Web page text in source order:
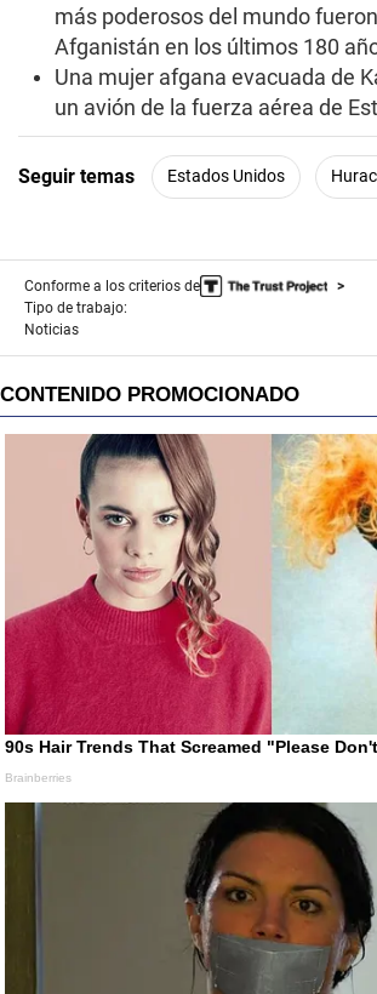
más poderosos del mundo
Afganistán en los últimos 180
Una mujer afgana evacuada de
un avión de la fuerza aérea de
Seguir temas Estados Unidos
Conforme a los criterios de
Tipo de trabajo:
Noticias